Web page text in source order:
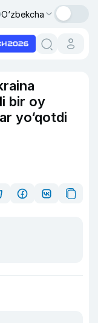
O‘zbekcha
bir oy
yo‘qotdi